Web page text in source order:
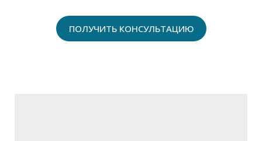
ПОЛУЧИТЬ КОНСУЛЬТАЦИЮ